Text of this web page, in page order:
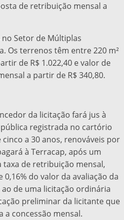
de retribuição mensal a
Setor de Múltiplas
Os terrenos têm entre 220 m²
de R$ 1.022,40 e valor de
a partir de R$ 340,80.
da licitação fará jus à
registrada no cartório
a 30 anos, renováveis por
à Terracap, após um
de retribuição mensal,
do valor da avaliação da
de uma licitação ordinária
preliminar da licitante que
concessão mensal.